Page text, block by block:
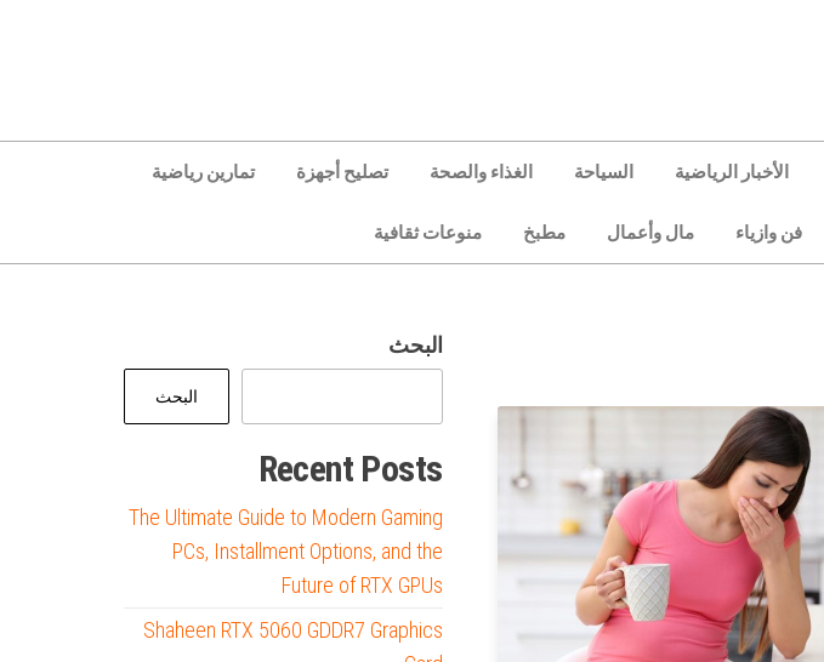
الأخبار الرياضية السياحة الغذاء والصحة تصليح أجهزة تمارين رياضية
فن وازياء مال وأعمال مطبخ منوعات ثقافية
البحث
البحث
Recent Posts
The Ultimate Guide to Modern Gaming
PCs, Installment Options, and the
Future of RTX GPUs
Shaheen RTX 5060 GDDR7 Graphics